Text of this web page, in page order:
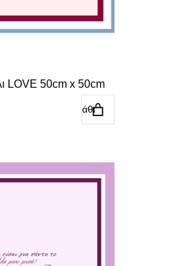
LOVE 50cm x 50cm
Προσθήκη στο καλάθι